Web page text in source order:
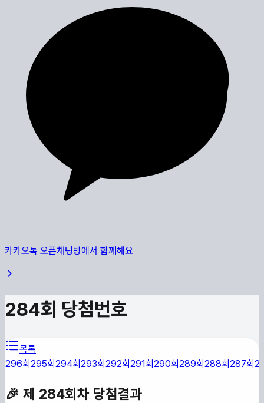
카카오톡 오픈채팅방에서 함께해요
284회 당첨번호
목록
296회295회294회293회292회291회290회289회288회287회
🎉 제 284회차 당첨결과